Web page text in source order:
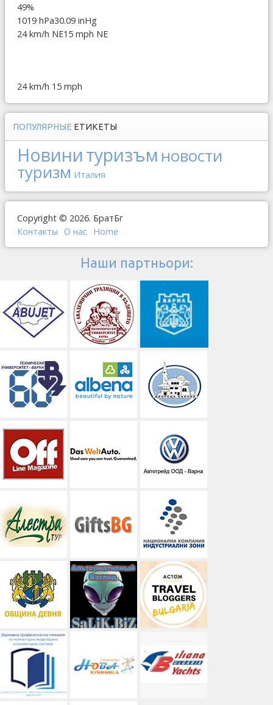
49%
1019 hPa30.09 inHg
24 km/h NE15 mph NE
24 km/h 15 mph
ПОПУЛЯРНЫЕ ЕТИКЕТЫ
Новинитуризъм новости
туризм Италия
Copyright © 2026. БратБг
Контакты
О наc Home
Наши партньори: